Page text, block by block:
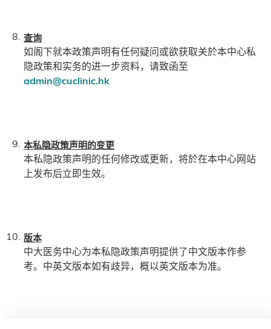
查询
如阁下就本政策声明有任何疑问或欲获取关於本中心私
隐政策和实务的进一步资料，请致函至
admin@cuclinic.hk
本私隐政策声明的变更
本私隐政策声明的任何修改或更新，将於在本中心网站
上发布后立即生效。
版本
中大医务中心为本私隐政策声明提供了中文版本作参
考。中英文版本如有歧异，概以英文版本为准。